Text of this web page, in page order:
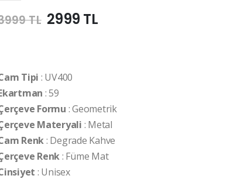
TL 2999 TL
Tipi : UV400
: 59
Formu : Geometrik
Materyali : Metal
Renk: Degrade Kahve
Renk: Füme Mat
: Unisex